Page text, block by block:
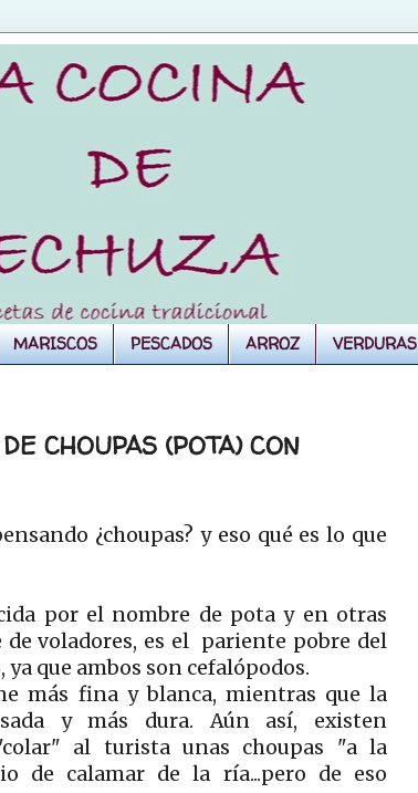
MARISCOS PESCADOS ARROZ VERDURAS
CHOUPAS (POTA) CON
¿choupas? y eso qué es lo que
por el nombre de pota y en otras
voladores, es el pariente pobre del
que ambos son cefalópodos.
más fina y blanca, mientras que la
y más dura. Aún así, existen
al turista unas choupas "a la
de calamar de la ría...pero de eso